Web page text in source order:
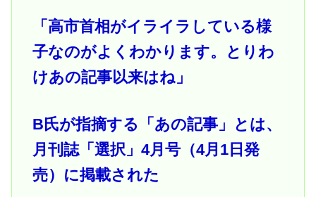
「高市首相がイライラしている様
子なのがよくわかります。とりわ
けあの記事以来はね」
B氏が指摘する「あの記事」とは、
月刊誌「選択」4月号（4月1日発
売）に掲載された